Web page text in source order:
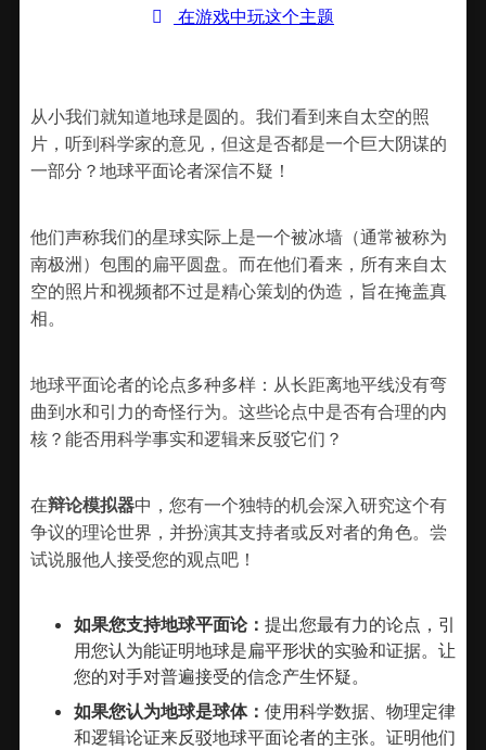
在游戏中玩这个主题
从小我们就知道地球是圆的。我们看到来自太空的照
片，听到科学家的意见，但这是否都是一个巨大阴谋的
一部分？地球平面论者深信不疑！
他们声称我们的星球实际上是一个被冰墙（通常被称为
南极洲）包围的扁平圆盘。而在他们看来，所有来自太
空的照片和视频都不过是精心策划的伪造，旨在掩盖真
相。
地球平面论者的论点多种多样：从长距离地平线没有弯
曲到水和引力的奇怪行为。这些论点中是否有合理的内
核？能否用科学事实和逻辑来反驳它们？
在辩论模拟器中，您有一个独特的机会深入研究这个有
争议的理论世界，并扮演其支持者或反对者的角色。尝
试说服他人接受您的观点吧！
如果您支持地球平面论： 提出您最有力的论点，引
用您认为能证明地球是扁平形状的实验和证据。让
您的对手对普遍接受的信念产生怀疑。
如果您认为地球是球体： 使用科学数据、物理定律
和逻辑论证来反驳地球平面论者的主张。证明他们